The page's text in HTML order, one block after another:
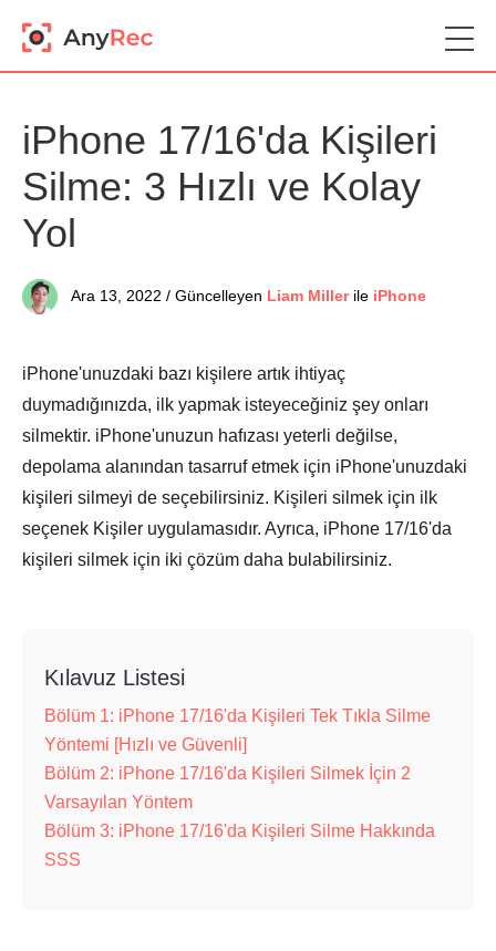
iPhone 17/16'da Kişileri
Silme: 3 Hızlı ve Kolay
Yol
Ara 13, 2022 / Güncelleyen Liam Millerile iPhone
iPhone'unuzdaki bazı kişilere artık ihtiyaç
duymadığınızda, ilk yapmak isteyeceğiniz şey onları
silmektir. iPhone'unuzun hafızası yeterli değilse,
depolama alanından tasarruf etmek için iPhone'unuzdaki
kişileri silmeyi de seçebilirsiniz. Kişileri silmek için ilk
seçenek Kişiler uygulamasıdır. Ayrıca, iPhone 17/16'da
kişileri silmek için iki çözüm daha bulabilirsiniz.
Kılavuz Listesi
Bölüm 1: iPhone 17/16'da Kişileri Tek Tıkla Silme
Yöntemi [Hızlı ve Güvenli]
Bölüm 2: iPhone 17/16'da Kişileri Silmek İçin 2
Varsayılan Yöntem
Bölüm 3: iPhone 17/16'da Kişileri Silme Hakkında
SSS